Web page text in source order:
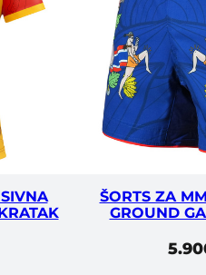
ŠORTS ZA
GROUND